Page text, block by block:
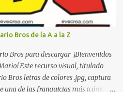
Bros de la A a la Z
Bros para descargar ¡Bienvenidos
Este recurso visual, titulado
Bros letras de colores .jpg, captura
una de las franquicias más icónicas